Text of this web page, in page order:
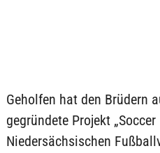
Geholfen hat den Brüdern
gegründete Projekt „Soccer
Niedersächsischen